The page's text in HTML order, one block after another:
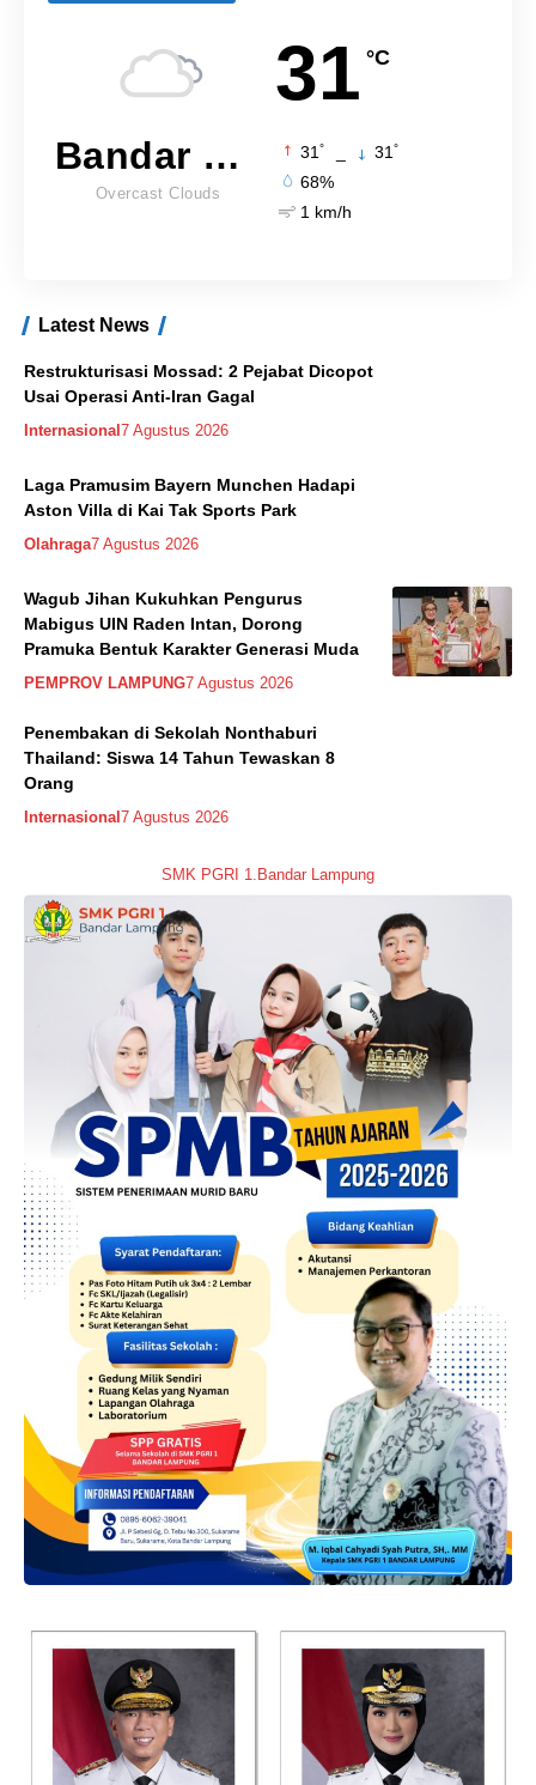
31 °C
Bandar Lampung
Overcast Clouds
31 ° 31 °
68%
1 km/h
Latest News
Restrukturisasi Mossad: 2 Pejabat Dicopot
Usai Operasi Anti-Iran Gagal
Internasional 7 Agustus 2026
Laga Pramusim Bayern Munchen Hadapi
Aston Villa di Kai Tak Sports Park
Olahraga7 Agustus 2026
Wagub Jihan Kukuhkan Pengurus
Mabigus UIN Raden Intan, Dorong
Pramuka Bentuk Karakter Generasi Muda
PEMPROV LAMPUNG7 Agustus 2026
Penembakan di Sekolah Nonthaburi
Thailand: Siswa 14 Tahun Tewaskan 8
Orang
Internasional 7 Agustus 2026
SMK PGRI 1.Bandar Lampung